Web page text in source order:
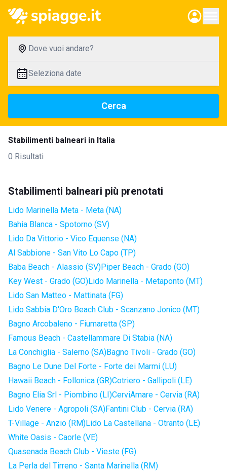
Dove vuoi andare?
Seleziona date
Cerca
Stabilimenti balneari in Italia
0 Risultati
Stabilimenti balneari più prenotati
Lido Marinella Meta - Meta (NA)
Bahia Blanca - Spotorno (SV)
Lido Da Vittorio - Vico Equense (NA)
Al Sabbione - San Vito Lo Capo (TP)
Baba Beach - Alassio (SV)Piper Beach - Grado (GO)
Key West - Grado (GO)Lido Marinella - Metaponto (MT)
Lido San Matteo - Mattinata (FG)
Lido Sabbia D'Oro Beach Club - Scanzano Jonico (MT)
Bagno Arcobaleno - Fiumaretta (SP)
Famous Beach - Castellammare Di Stabia (NA)
La Conchiglia - Salerno (SA)Bagno Tivoli - Grado (GO)
Bagno Le Dune Del Forte - Forte dei Marmi (LU)
Hawaii Beach - Follonica (GR)Cotriero - Gallipoli (LE)
Bagno Elia Srl - Piombino (LI)CerviAmare - Cervia (RA)
Lido Venere - Agropoli (SA)Fantini Club - Cervia (RA)
T-Village - Anzio (RM)Lido La Castellana - Otranto (LE)
White Oasis - Caorle (VE)
Quasenada Beach Club - Vieste (FG)
La Perla del Tirreno - Santa Marinella (RM)